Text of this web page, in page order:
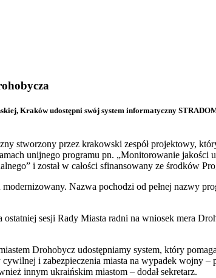
Kraków udostępni swój system informatyczny
stworzony przez krakowski zespół projektowy,
unijnego programu pn. „Monitorowanie jakości
i został w całości sfinansowany ze środków
modernizowany. Nazwa pochodzi od pełnej nazwy
sesji Rady Miasta radni na wniosek mera
Drohobycz udostępniamy system, który
i zabezpieczenia miasta na wypadek wojny –
innym ukraińskim miastom – dodał sekretarz.